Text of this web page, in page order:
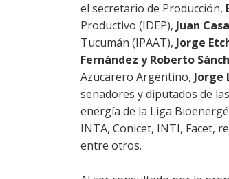
el secretario de Producción,
Productivo (IDEP), Juan
Tucumán (IPAAT), Jorge
Fernández y Roberto
Azucarero Argentino, Jorge
senadores y diputados de
energía de la Liga
INTA, Conicet, INTI, Facet,
entre otros.